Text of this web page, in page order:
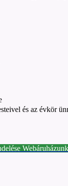
és az évkör